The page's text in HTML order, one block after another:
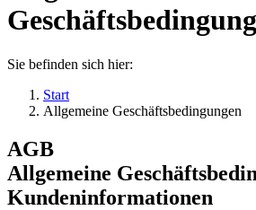
Sie befinden sich hier:
Start
Allgemeine Geschäftsbedingungen
AGB
Allgemeine
Kundeninformationen